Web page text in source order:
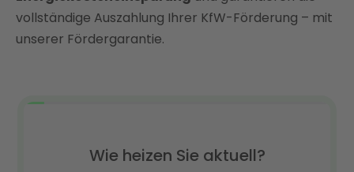
Hamburg
FAQ
vollständige Auszahlung Ihrer KfW-Förderung – mit
unserer Fördergarantie.